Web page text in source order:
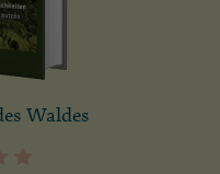
Waldes